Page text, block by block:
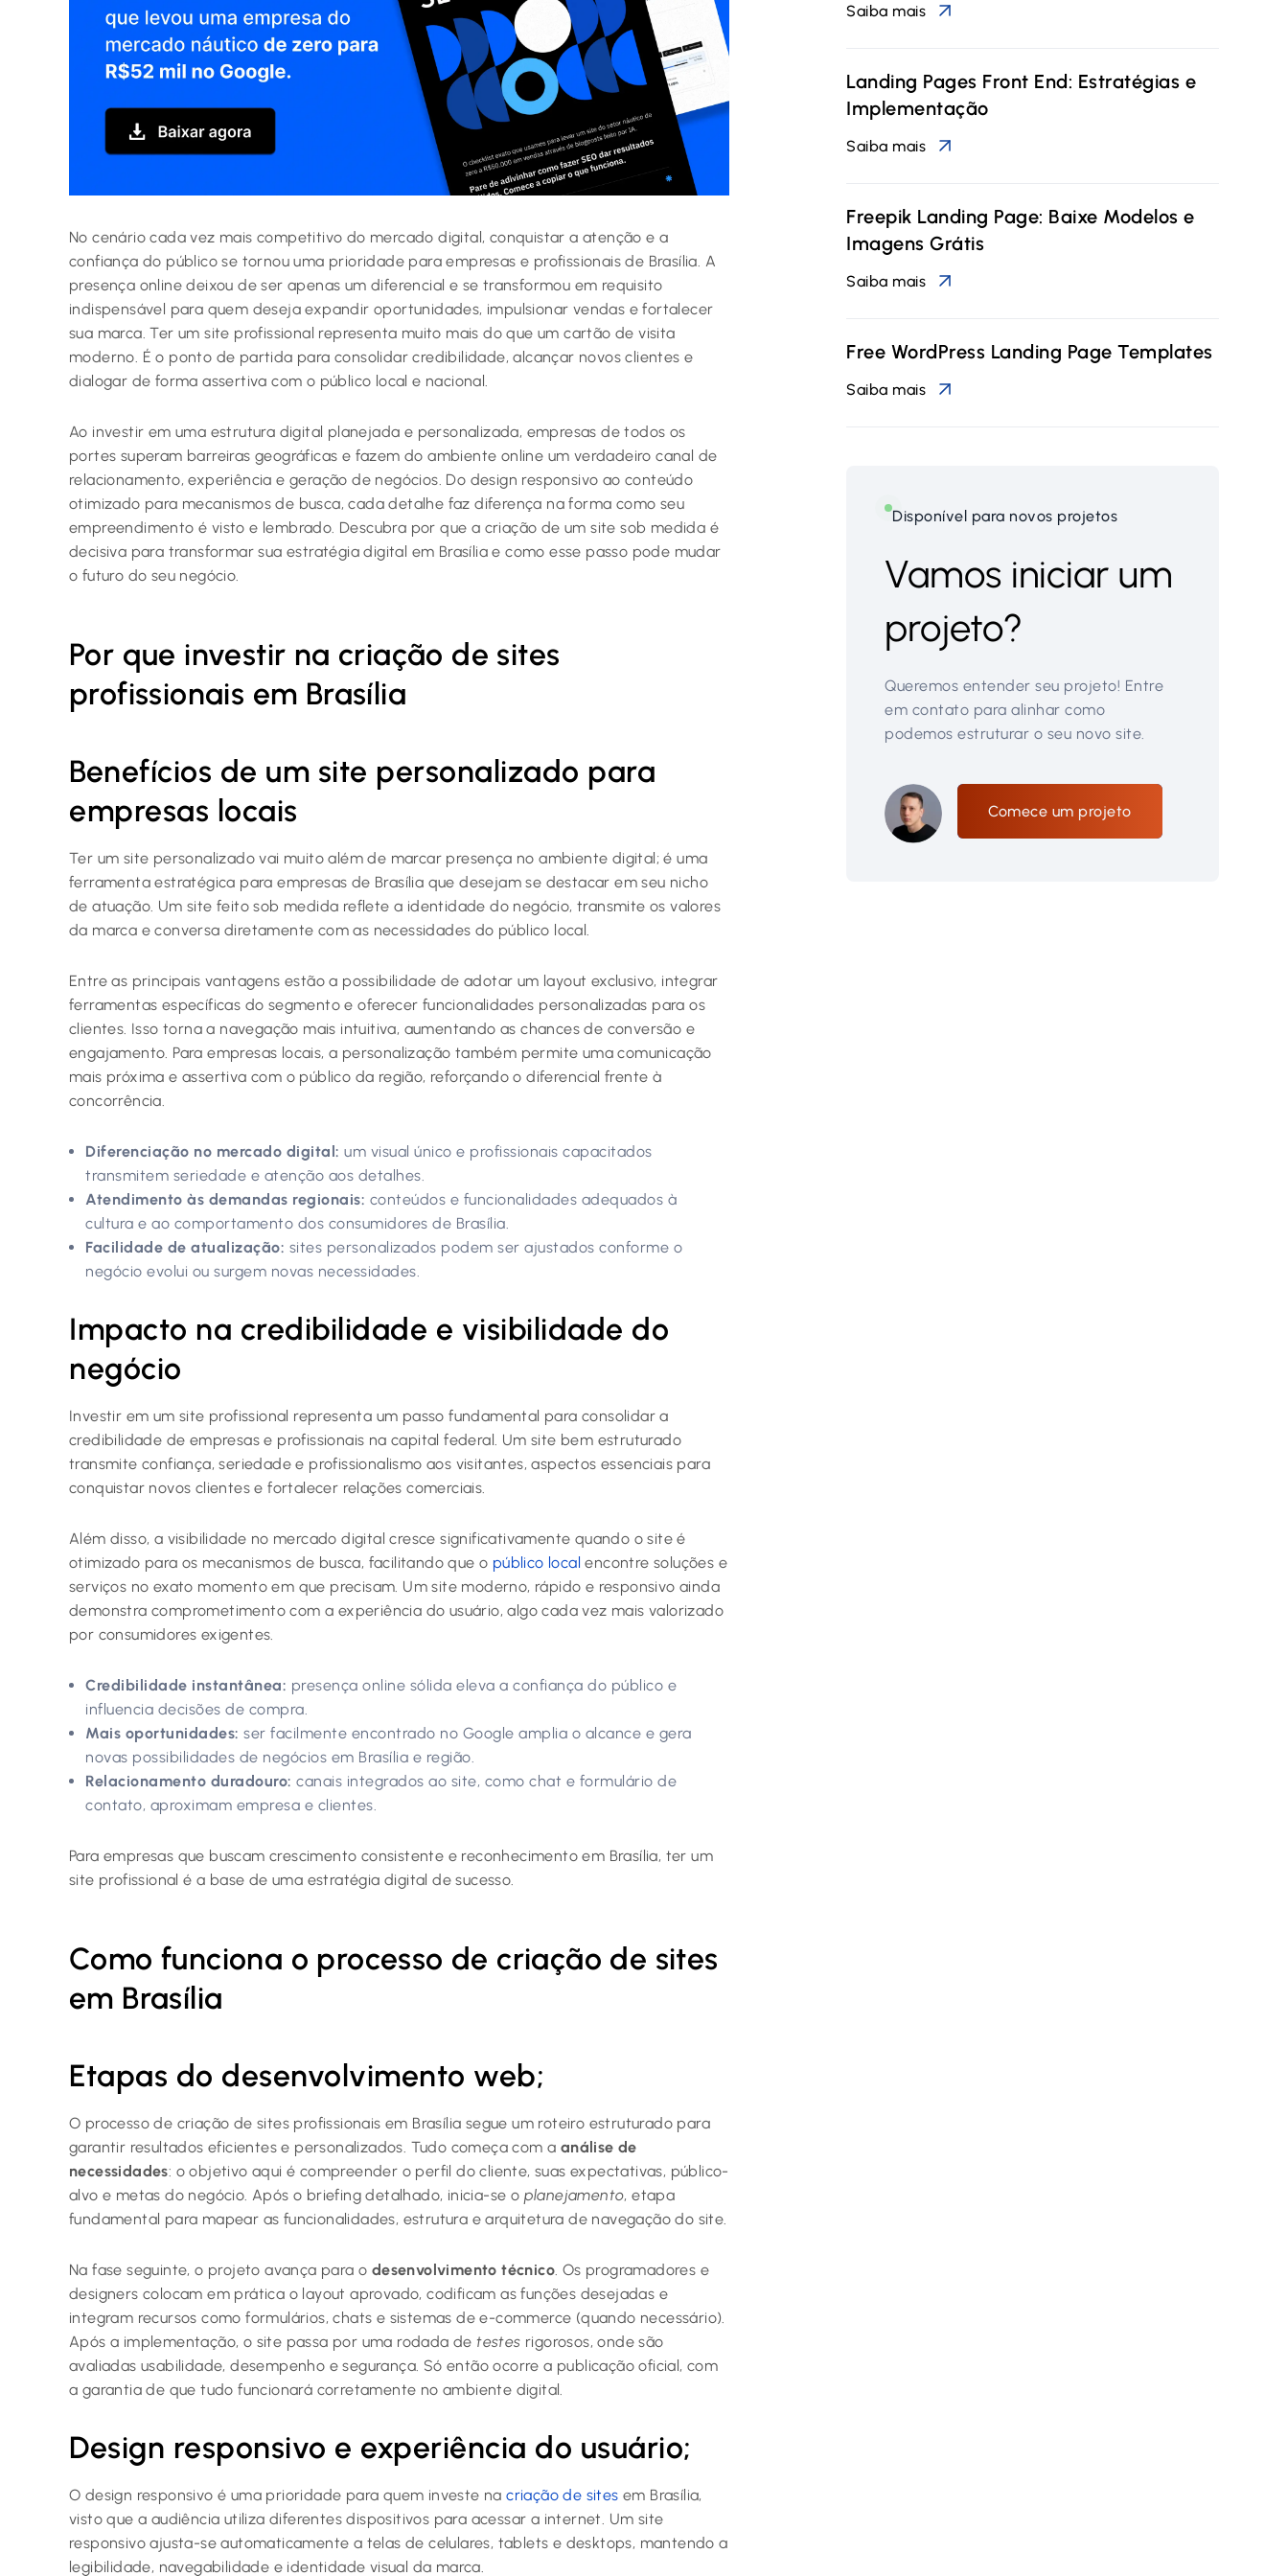
No cenário cada vez mais competitivo do mercado digital, conquistar a atenção e a
confiança do público se tornou uma prioridade para empresas e profissionais de Brasília. A
presença online deixou de ser apenas um diferencial e se transformou em requisito
indispensável para quem deseja expandir oportunidades, impulsionar vendas e fortalecer
sua marca. Ter um site profissional representa muito mais do que um cartão de visita
moderno. É o ponto de partida para consolidar credibilidade, alcançar novos clientes e
dialogar de forma assertiva com o público local e nacional.
Ao investir em uma estrutura digital planejada e personalizada, empresas de todos os
portes superam barreiras geográficas e fazem do ambiente online um verdadeiro canal de
relacionamento, experiência e geração de negócios. Do design responsivo ao conteúdo
otimizado para mecanismos de busca, cada detalhe faz diferença na forma como seu
empreendimento é visto e lembrado. Descubra por que a criação de um site sob medida é
decisiva para transformar sua estratégia digital em Brasília e como esse passo pode mudar
o futuro do seu negócio.
Por que investir na criação de sites
profissionais em Brasília
Benefícios de um site personalizado para
empresas locais
Ter um site personalizado vai muito além de marcar presença no ambiente digital; é uma
ferramenta estratégica para empresas de Brasília que desejam se destacar em seu nicho
de atuação. Um site feito sob medida reflete a identidade do negócio, transmite os valores
da marca e conversa diretamente com as necessidades do público local.
Entre as principais vantagens estão a possibilidade de adotar um layout exclusivo, integrar
ferramentas específicas do segmento e oferecer funcionalidades personalizadas para os
clientes. Isso torna a navegação mais intuitiva, aumentando as chances de conversão e
engajamento. Para empresas locais, a personalização também permite uma comunicação
mais próxima e assertiva com o público da região, reforçando o diferencial frente à
concorrência.
Diferenciação no mercado digital: um visual único e profissionais capacitados
transmitem seriedade e atenção aos detalhes.
Atendimento às demandas regionais: conteúdos e funcionalidades adequados à
cultura e ao comportamento dos consumidores de Brasília.
Facilidade de atualização: sites personalizados podem ser ajustados conforme o
negócio evolui ou surgem novas necessidades.
Impacto na credibilidade e visibilidade do
negócio
Investir em um site profissional representa um passo fundamental para consolidar a
credibilidade de empresas e profissionais na capital federal. Um site bem estruturado
transmite confiança, seriedade e profissionalismo aos visitantes, aspectos essenciais para
conquistar novos clientes e fortalecer relações comerciais.
Além disso, a visibilidade no mercado digital cresce significativamente quando o site é
otimizado para os mecanismos de busca, facilitando que o público local encontre soluções e
serviços no exato momento em que precisam. Um site moderno, rápido e responsivo ainda
demonstra comprometimento com a experiência do usuário, algo cada vez mais valorizado
por consumidores exigentes.
Credibilidade instantânea: presença online sólida eleva a confiança do público e
influencia decisões de compra.
Mais oportunidades: ser facilmente encontrado no Google amplia o alcance e gera
novas possibilidades de negócios em Brasília e região.
Relacionamento duradouro: canais integrados ao site, como chat e formulário de
contato, aproximam empresa e clientes.
Para empresas que buscam crescimento consistente e reconhecimento em Brasília, ter um
site profissional é a base de uma estratégia digital de sucesso.
Como funciona o processo de criação de sites
em Brasília
Etapas do desenvolvimento web;
O processo de criação de sites profissionais em Brasília segue um roteiro estruturado para
garantir resultados eficientes e personalizados. Tudo começa com a análise de
necessidades: o objetivo aqui é compreender o perfil do cliente, suas expectativas, público-
alvo e metas do negócio. Após o briefing detalhado, inicia-se o planejamento, etapa
fundamental para mapear as funcionalidades, estrutura e arquitetura de navegação do site.
Na fase seguinte, o projeto avança para o desenvolvimento técnico. Os programadores e
designers colocam em prática o layout aprovado, codificam as funções desejadas e
integram recursos como formulários, chats e sistemas de e-commerce (quando necessário).
Após a implementação, o site passa por uma rodada detestes rigorosos, onde são
avaliadas usabilidade, desempenho e segurança. Só então ocorre a publicação oficial, com
a garantia de que tudo funcionará corretamente no ambiente digital.
Design responsivo e experiência do usuário;
O design responsivo é uma prioridade para quem investe nacriação de sites em Brasília,
visto que a audiência utiliza diferentes dispositivos para acessar a internet. Um site
responsivo ajusta-se automaticamente a telas de celulares, tablets e desktops, mantendo a
legibilidade, navegabilidade e identidade visual da marca.
Saiba mais
Landing Pages Front End: Estratégias e
Implementação
Saiba mais
Freepik Landing Page: Baixe Modelos e
Imagens Grátis
Saiba mais
Free WordPress Landing Page Templates
Saiba mais
Disponível para novos projetos
Vamos iniciar um
projeto?
Queremos entender seu projeto! Entre
em contato para alinhar como
podemos estruturar o seu novo site.
Comece um projeto